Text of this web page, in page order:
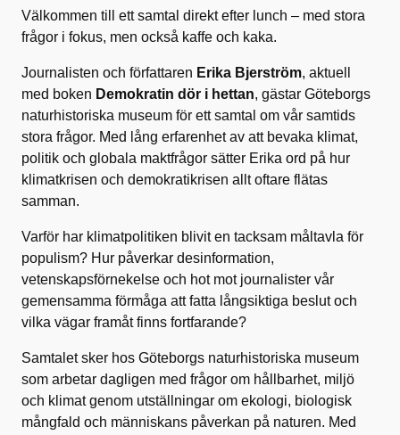
Välkommen till ett samtal direkt efter lunch – med stora
frågor i fokus, men också kaffe och kaka.
Journalisten och författaren Erika Bjerström, aktuell
med boken Demokratin dör i hettan, gästar Göteborgs
naturhistoriska museum för ett samtal om vår samtids
stora frågor. Med lång erfarenhet av att bevaka klimat,
politik och globala maktfrågor sätter Erika ord på hur
klimatkrisen och demokratikrisen allt oftare flätas
samman.
Varför har klimatpolitiken blivit en tacksam måltavla för
populism? Hur påverkar desinformation,
vetenskapsförnekelse och hot mot journalister vår
gemensamma förmåga att fatta långsiktiga beslut och
vilka vägar framåt finns fortfarande?
Samtalet sker hos Göteborgs naturhistoriska museum
som arbetar dagligen med frågor om hållbarhet, miljö
och klimat genom utställningar om ekologi, biologisk
mångfald och människans påverkan på naturen. Med